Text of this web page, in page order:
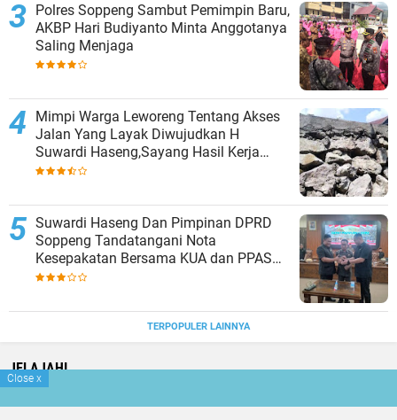
Polres Soppeng Sambut Pemimpin Baru,
AKBP Hari Budiyanto Minta Anggotanya
Saling Menjaga
Mimpi Warga Leworeng Tentang Akses
Jalan Yang Layak Diwujudkan H
Suwardi Haseng,Sayang Hasil Kerja
Kontraktor Dinilai Tak Sesuai Spesifikasi
Suwardi Haseng Dan Pimpinan DPRD
Soppeng Tandatangani Nota
Kesepakatan Bersama KUA dan PPAS
TA 2027
TERPOPULER LAINNYA
JELAJAHI
HEADLINE NEWS
Close x